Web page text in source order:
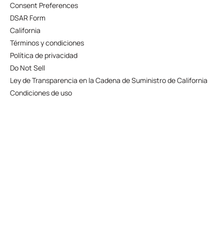
Consent Preferences
DSAR Form
California
Términos y condiciones
Política de privacidad
Do Not Sell
Ley de Transparencia en la Cadena de Suministro de California
Condiciones de uso